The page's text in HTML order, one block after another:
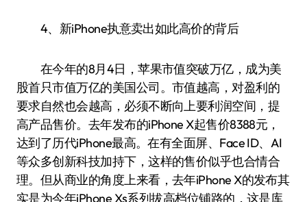
4、新iPhone执意卖出如此高价的背后
在今年的8月4日，苹果市值突破万亿，成为美
股首只市值万亿的美国公司。市值越高，对盈利的
要求自然也会越高，必须不断向上要利润空间，提
高产品售价。去年发布的iPhone X起售价8388元，
达到了历代iPhone最高。在有全面屏、Face ID、AI
等众多创新科技加持下，这样的售价似乎也合情合
理。但从商业的角度上来看，去年iPhone X的发布其
实是为今年iPhone Xs系列拔高档位铺路的，这是库